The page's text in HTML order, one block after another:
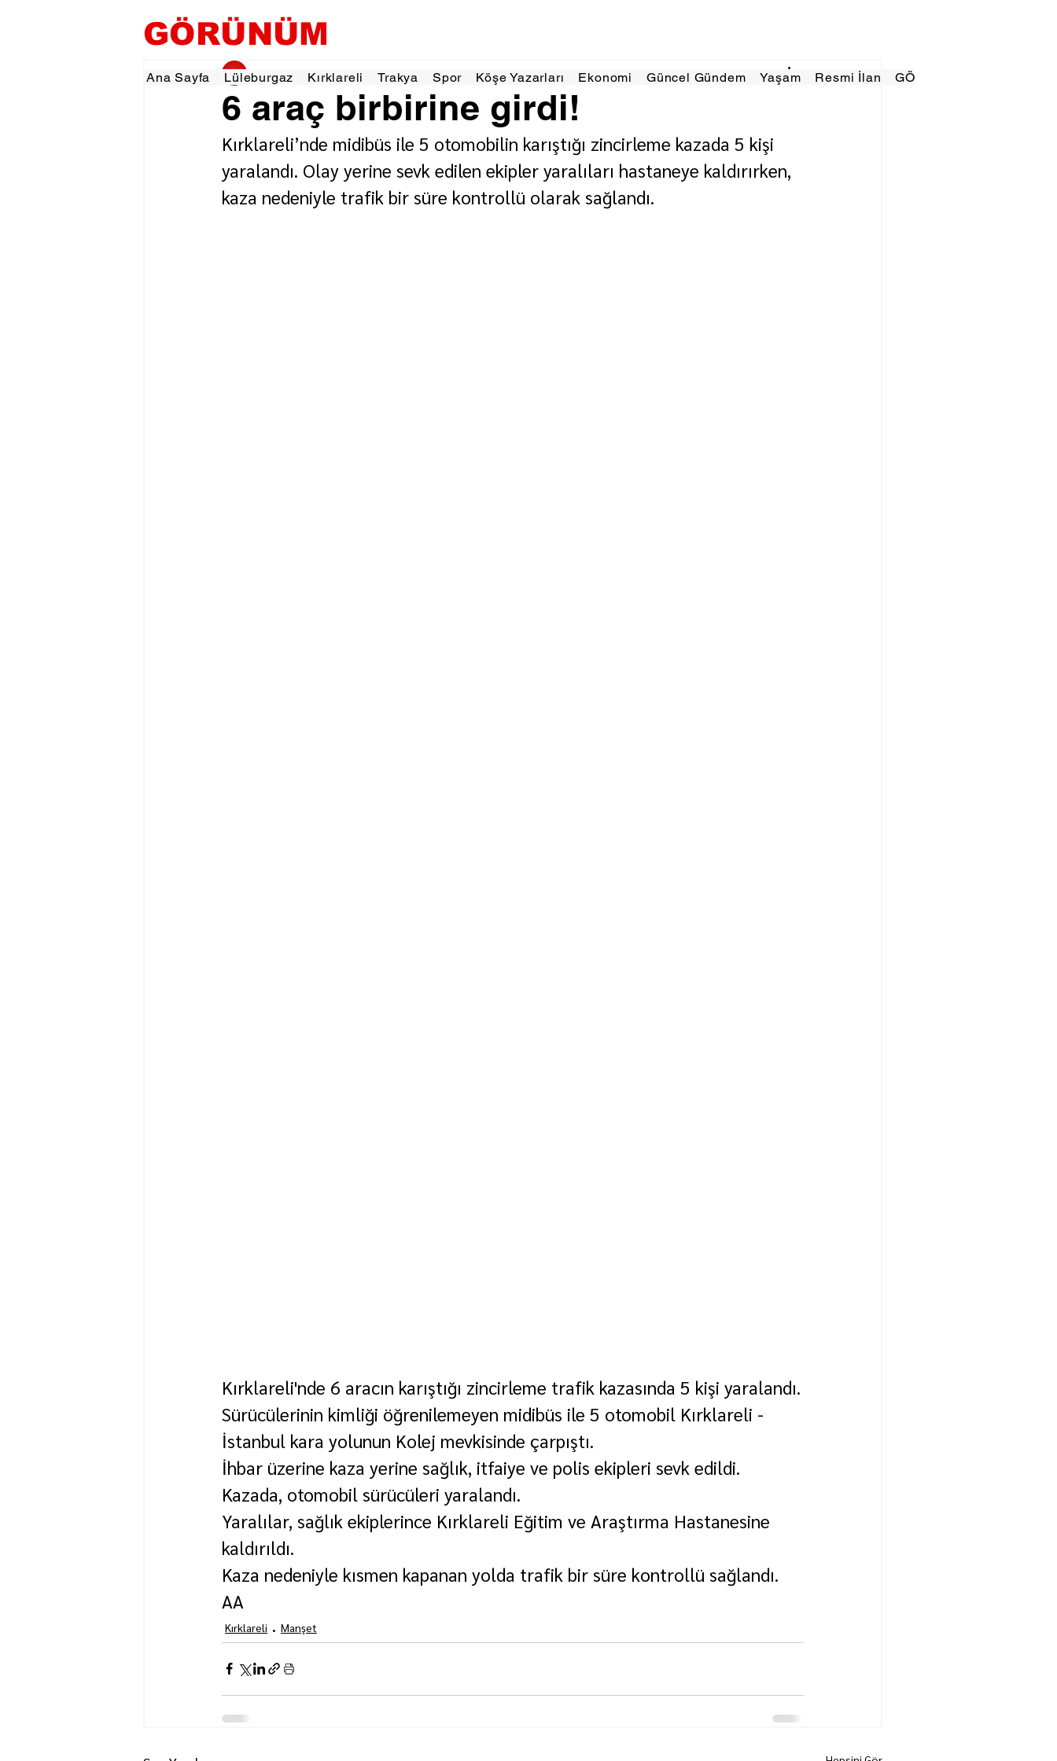
GÖRÜNÜM
Ana Sayfa Lüleburgaz Kırklareli Trakya Spor Köşe Yazarları Ekonomi Güncel Gündem Yaşam Resmi İlan GÖRÜNÜMTV
6 araç birbirine girdi!
gorunumhaber 25 Mar 1 dakikada okunur
Kırklareli’nde midibüs ile 5 otomobilin karıştığı zincirleme kazada 5 kişi
yaralandı. Olay yerine sevk edilen ekipler yaralıları hastaneye kaldırırken,
kaza nedeniyle trafik bir süre kontrollü olarak sağlandı.
Kırklareli'nde 6 aracın karıştığı zincirleme trafik kazasında 5 kişi yaralandı.
Sürücülerinin kimliği öğrenilemeyen midibüs ile 5 otomobil Kırklareli -
İstanbul kara yolunun Kolej mevkisinde çarpıştı.
İhbar üzerine kaza yerine sağlık, itfaiye ve polis ekipleri sevk edildi.
Kazada, otomobil sürücüleri yaralandı.
Yaralılar, sağlık ekiplerince Kırklareli Eğitim ve Araştırma Hastanesine
kaldırıldı.
Kaza nedeniyle kısmen kapanan yolda trafik bir süre kontrollü sağlandı.
AA
Kırklareli Manşet